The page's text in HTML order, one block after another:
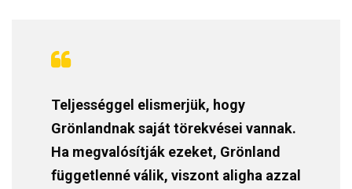
Teljességgel elismerjük, hogy
Grönlandnak saját törekvései vannak.
Ha megvalósítják ezeket, Grönland
függetlenné válik, viszont aligha azzal